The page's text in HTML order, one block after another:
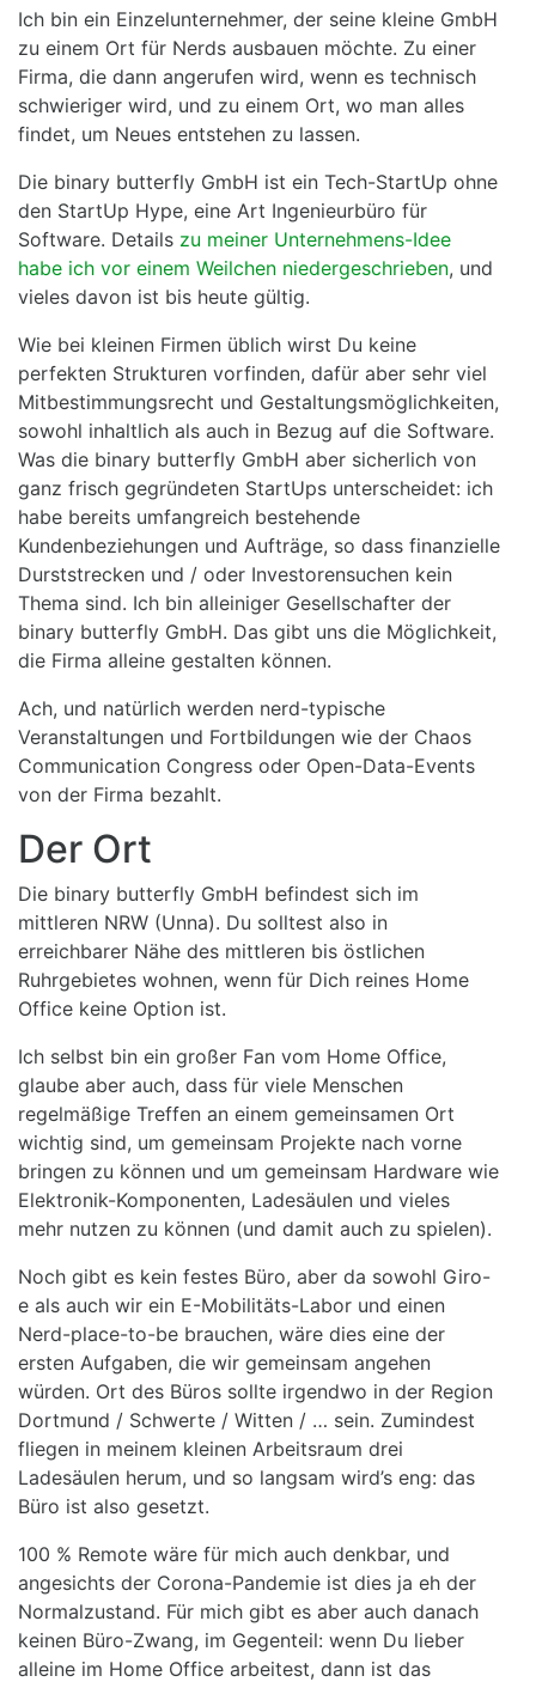
Ich bin ein Einzelunternehmer, der seine kleine GmbH
zu einem Ort für Nerds ausbauen möchte. Zu einer
Firma, die dann angerufen wird, wenn es technisch
schwieriger wird, und zu einem Ort, wo man alles
findet, um Neues entstehen zu lassen.
Die binary butterfly GmbH ist ein Tech-StartUp ohne
den StartUp Hype, eine Art Ingenieurbüro für
Software. Details zu meiner Unternehmens-Idee
habe ich vor einem Weilchen niedergeschrieben, und
vieles davon ist bis heute gültig.
Wie bei kleinen Firmen üblich wirst Du keine
perfekten Strukturen vorfinden, dafür aber sehr viel
Mitbestimmungsrecht und Gestaltungsmöglichkeiten,
sowohl inhaltlich als auch in Bezug auf die Software.
Was die binary butterfly GmbH aber sicherlich von
ganz frisch gegründeten StartUps unterscheidet: ich
habe bereits umfangreich bestehende
Kundenbeziehungen und Aufträge, so dass finanzielle
Durststrecken und / oder Investorensuchen kein
Thema sind. Ich bin alleiniger Gesellschafter der
binary butterfly GmbH. Das gibt uns die Möglichkeit,
die Firma alleine gestalten können.
Ach, und natürlich werden nerd-typische
Veranstaltungen und Fortbildungen wie der Chaos
Communication Congress oder Open-Data-Events
von der Firma bezahlt.
Der Ort
Die binary butterfly GmbH befindest sich im
mittleren NRW (Unna). Du solltest also in
erreichbarer Nähe des mittleren bis östlichen
Ruhrgebietes wohnen, wenn für Dich reines Home
Office keine Option ist.
Ich selbst bin ein großer Fan vom Home Office,
glaube aber auch, dass für viele Menschen
regelmäßige Treffen an einem gemeinsamen Ort
wichtig sind, um gemeinsam Projekte nach vorne
bringen zu können und um gemeinsam Hardware wie
Elektronik-Komponenten, Ladesäulen und vieles
mehr nutzen zu können (und damit auch zu spielen).
Noch gibt es kein festes Büro, aber da sowohl Giro-
e als auch wir ein E-Mobilitäts-Labor und einen
Nerd-place-to-be brauchen, wäre dies eine der
ersten Aufgaben, die wir gemeinsam angehen
würden. Ort des Büros sollte irgendwo in der Region
Dortmund / Schwerte / Witten / … sein. Zumindest
fliegen in meinem kleinen Arbeitsraum drei
Ladesäulen herum, und so langsam wird’s eng: das
Büro ist also gesetzt.
100 % Remote wäre für mich auch denkbar, und
angesichts der Corona-Pandemie ist dies ja eh der
Normalzustand. Für mich gibt es aber auch danach
keinen Büro-Zwang, im Gegenteil: wenn Du lieber
alleine im Home Office arbeitest, dann ist das